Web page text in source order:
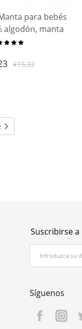
para bebés
algodón, manta
envoltura para
para bebés
€15,32
Suscribirse
Síguenos